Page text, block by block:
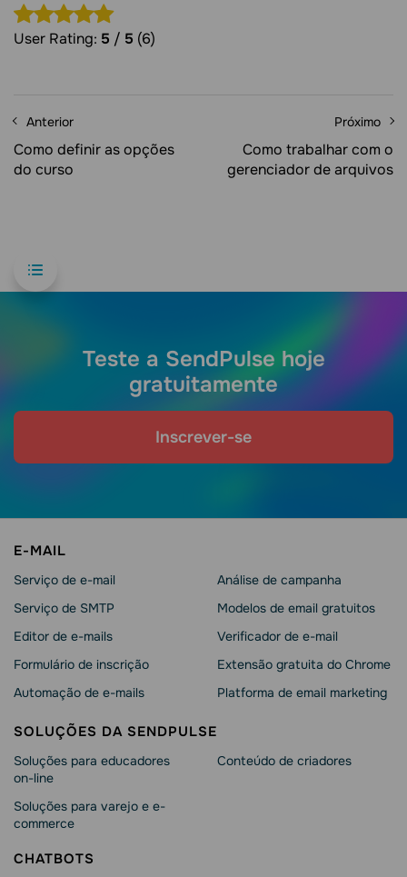
User Rating: 5 / 5 (6)
Anterior
Como definir as opções
do curso
Próximo
Como trabalhar com o
gerenciador de arquivos
Teste a SendPulse hoje
gratuitamente
Inscrever-se
E-MAIL
Serviço de e-mail
Serviço de SMTP
Editor de e-mails
Formulário de inscrição
Automação de e-mails
Análise de campanha
Modelos de email gratuitos
Verificador de e-mail
Extensão gratuita do Chrome
Platforma de email marketing
SOLUÇÕES DA SENDPULSE
Soluções para educadores
on-line
Soluções para varejo e e-
commerce
Conteúdo de criadores
CHATBOTS